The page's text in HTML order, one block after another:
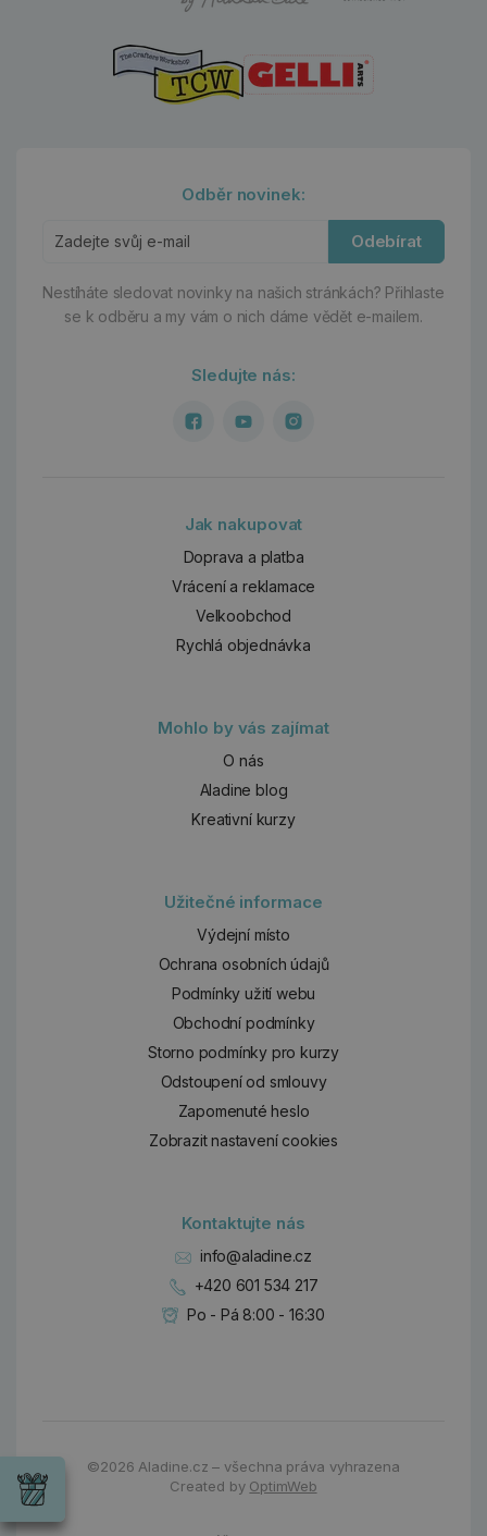
Odběr novinek:
Odebírat
Nestíháte sledovat novinky na našich stránkách? Přihlaste
se k odběru a my vám o nich dáme vědět e-mailem.
Sledujte nás:
Jak nakupovat
Doprava a platba
Vrácení a reklamace
Velkoobchod
Rychlá objednávka
Mohlo by vás zajímat
O nás
Aladine blog
Kreativní kurzy
Užitečné informace
Výdejní místo
Ochrana osobních údajů
Podmínky užití webu
Obchodní podmínky
Storno podmínky pro kurzy
Odstoupení od smlouvy
Zapomenuté heslo
Zobrazit nastavení cookies
Kontaktujte nás
info@aladine.cz
+420 601 534 217
Po - Pá 8:00 - 16:30
©2026 Aladine.cz – všechna práva vyhrazena
Created by OptimWeb
Wrendale
Chci si vybrat